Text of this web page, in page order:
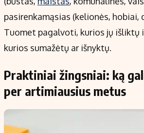
pasirenkamąsias (kelionės, hobiai,
Tuomet pagalvoti, kurios jų išliktų
kurios sumažėtų ar išnyktų.
Praktiniai žingsniai: ką
per artimiausius metus